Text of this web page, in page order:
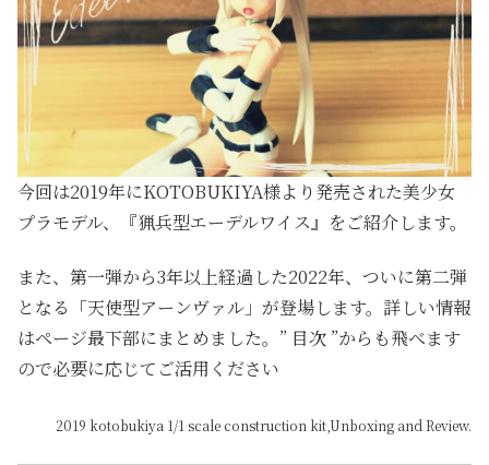
今回は2019年にKOTOBUKIYA様より発売された美少女
プラモデル、『猟兵型エーデルワイス』をご紹介します。
また、第一弾から3年以上経過した2022年、ついに第二弾
となる「天使型アーンヴァル」が登場します。詳しい情報
はページ最下部にまとめました。” 目次 ”からも飛べます
ので必要に応じてご活用ください
2019 kotobukiya 1/1 scale construction kit,Unboxing and Review.